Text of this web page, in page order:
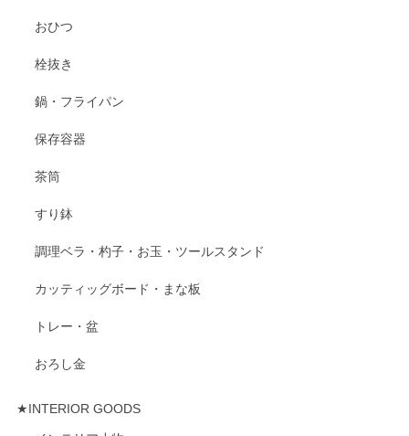
おひつ
栓抜き
鍋・フライパン
保存容器
茶筒
すり鉢
調理ベラ・杓子・お玉・ツールスタンド
カッティッグボード・まな板
トレー・盆
おろし金
★INTERIOR GOODS